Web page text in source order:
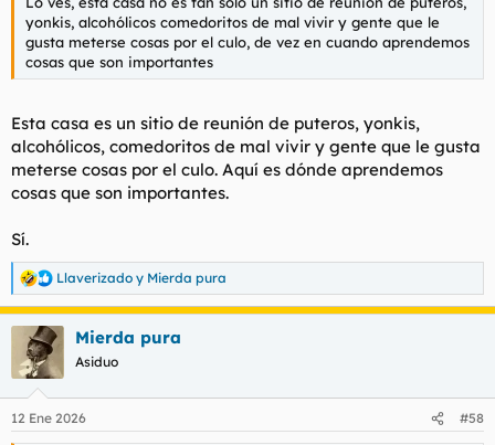
yonkis, alcohólicos comedoritos de mal vivir y gente que le
gusta meterse cosas por el culo, de vez en cuando aprendemos
cosas que son importantes
Esta casa es un sitio de reunión de puteros, yonkis,
alcohólicos, comedoritos de mal vivir y gente que le gusta
meterse cosas por el culo. Aquí es dónde aprendemos
cosas que son importantes.
Sí.
R
e
a
i
e
Llaverizado y Mierda pura
Mierda pura
Asiduo
12 Ene 2026 #58